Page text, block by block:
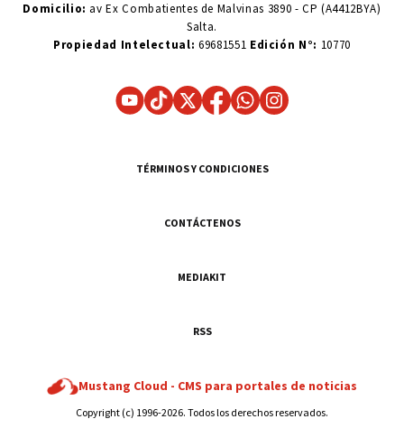
Domicilio: av Ex Combatientes de Malvinas 3890 - CP (A4412BYA)
Salta.
Propiedad Intelectual: 69681551 Edición N°: 10770
TÉRMINOS Y CONDICIONES
CONTÁCTENOS
MEDIAKIT
RSS
Mustang Cloud - CMS para portales de noticias
Copyright (c) 1996-2026. Todos los derechos reservados.